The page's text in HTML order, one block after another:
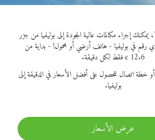
باستخدام Viber Out، يمكنك إجراء مكالمات عالية الجودة إلى بوليفيا من جزر
رقم في بوليفيا - هاتف أرضي أو محمول! - بداية من
12.6 ¢ فقط لكل دقيقة.
خطة اتصال للحصول على أفضل الأسعار في الدقيقة إلى
بوليفيا.
عرض الأسعار